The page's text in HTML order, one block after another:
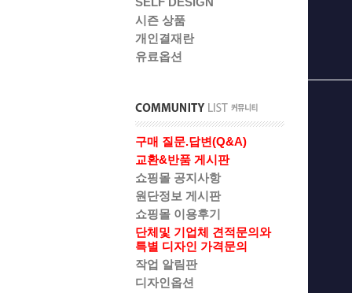
시즌 상품
개인결재란
유료옵션
구매 질문.답변(Q&A)
교환&반품 게시판
쇼핑몰 공지사항
원단정보 게시판
쇼핑몰 이용후기
단체및 기업체 견적문의와
특별 디자인 가격문의
작업 알림판
디자인옵션